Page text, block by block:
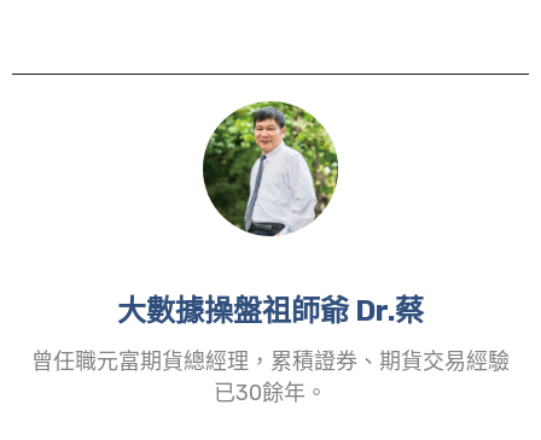
大數據操盤祖師爺 Dr.蔡
曾任職元富期貨總經理，累積證券、期貨交易經驗
已30餘年。